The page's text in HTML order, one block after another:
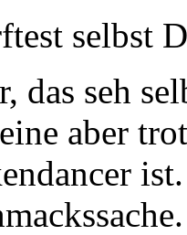
selbst
das seh
aber